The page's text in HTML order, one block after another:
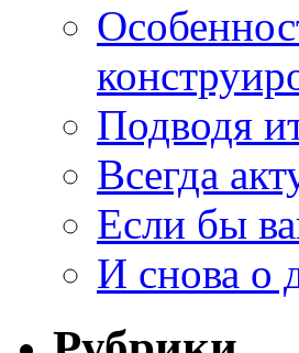
Подводя
Всегда
Если бы
И снова о